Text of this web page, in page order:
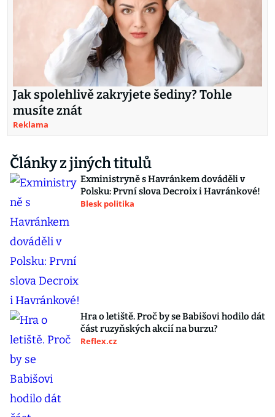
Jak spolehlivě zakryjete šediny? Tohle
musíte znát
Reklama
Články z jiných titulů
Exministryně s Havránkem dováděli v
Polsku: První slova Decroix i Havránkové!
Blesk politika
Hra o letiště. Proč by se Babišovi hodilo dát
část ruzyňských akcií na burzu?
Reflex.cz